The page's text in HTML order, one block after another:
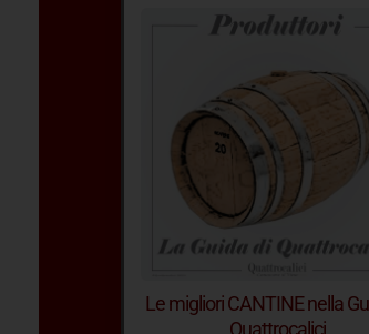
Le migliori CANTINE nella
Quattrocalici